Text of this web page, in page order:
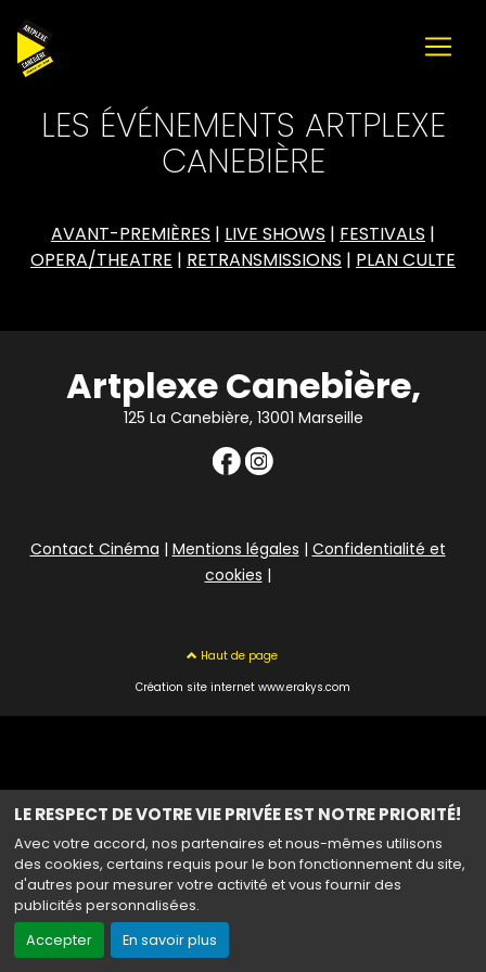
LE RESPECT DE VOTRE VIE PRIVÉE EST NOTRE PRIORITÉ!
Avec votre accord, nos partenaires et nous-mêmes utilisons
des cookies, certains requis pour le bon fonctionnement du site,
d'autres pour mesurer votre activité et vous fournir des
publicités personnalisées.
Accepter
En savoir plus
LES ÉVÉNEMENTS ARTPLEXE
CANEBIÈRE
AVANT-PREMIÈRES | LIVE SHOWS | FESTIVALS |
OPERA/THEATRE | RETRANSMISSIONS | PLAN CULTE
Artplexe Canebière,
125 La Canebière, 13001 Marseille
Contact Cinéma | Mentions légales | Confidentialité et
cookies |
Haut de page
Création site internet www.erakys.com